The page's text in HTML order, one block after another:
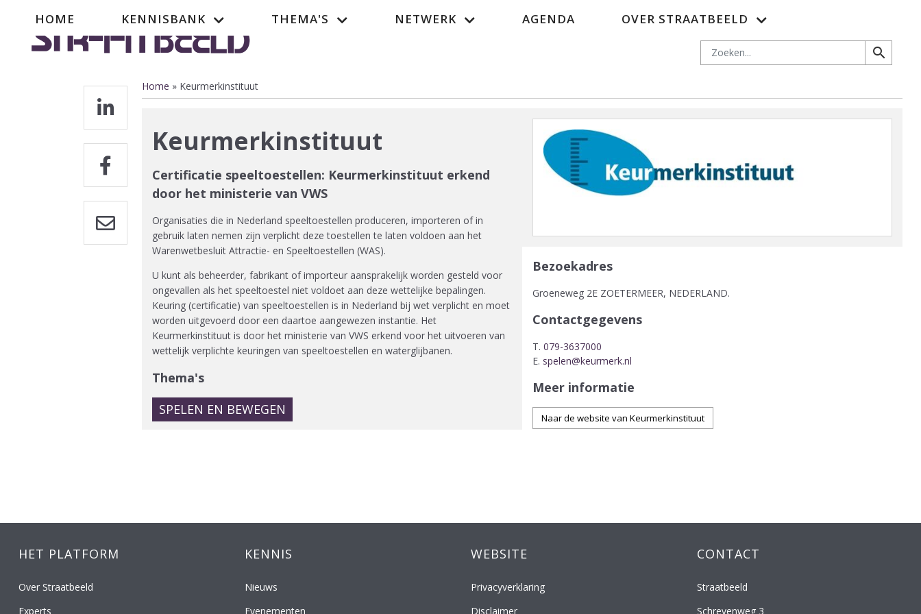
Zoeken
search
Hoofdnavigatie
HOME KENNISBANK THEMA'S NETWERK AGENDA OVER STRAATBEELD
Kruimelpad
Home Keurmerkinstituut
Keurmerkinstituut
Certificatie speeltoestellen: Keurmerkinstituut erkend
door het ministerie van VWS
Organisaties die in Nederland speeltoestellen produceren, importeren of in
gebruik laten nemen zijn verplicht deze toestellen te laten voldoen aan het
Warenwetbesluit Attractie- en Speeltoestellen (WAS).
U kunt als beheerder, fabrikant of importeur aansprakelijk worden gesteld voor
ongevallen als het speeltoestel niet voldoet aan deze wettelijke bepalingen.
Keuring (certificatie) van speeltoestellen is in Nederland bij wet verplicht en moet
worden uitgevoerd door een daartoe aangewezen instantie. Het
Keurmerkinstituut is door het ministerie van VWS erkend voor het uitvoeren van
wettelijk verplichte keuringen van speeltoestellen en waterglijbanen.
Thema's
SPELEN EN BEWEGEN
Bezoekadres
Groeneweg 2E ZOETERMEER, NEDERLAND.
Contactgegevens
T. 079-3637000
E. spelen@keurmerk.nl
Meer informatie
Naar de website van Keurmerkinstituut
HET PLATFORM
Over Straatbeeld
Experts
KENNIS
Nieuws
Evenementen
WEBSITE
Privacyverklaring
Disclaimer
CONTACT
Straatbeeld
Schrevenweg 3